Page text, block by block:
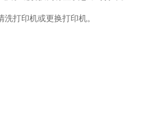
打印机或更换打印机。